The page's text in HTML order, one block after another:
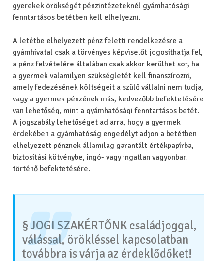
gyerekek örökségét pénzintézeteknél gyámhatósági
fenntartásos betétben kell elhelyezni.
A letétbe elhelyezett pénz feletti rendelkezésre a
gyámhivatal csak a törvényes képviselőt jogosíthatja fel,
a pénz felvételére általában csak akkor kerülhet sor, ha
a gyermek valamilyen szükségletét kell finanszírozni,
amely fedezésének költségeit a szülő vállalni nem tudja,
vagy a gyermek pénzének más, kedvezőbb befektetésére
van lehetőség, mint a gyámhatósági fenntartásos betét.
A jogszabály lehetőséget ad arra, hogy a gyermek
érdekében a gyámhatóság engedélyt adjon a betétben
elhelyezett pénznek államilag garantált értékpapírba,
biztosítási kötvénybe, ingó- vagy ingatlan vagyonban
történő befektetésére.
§ JOGI SZAKÉRTŐNK családjoggal,
válással, örökléssel kapcsolatban
továbbra is várja az érdeklődőket!